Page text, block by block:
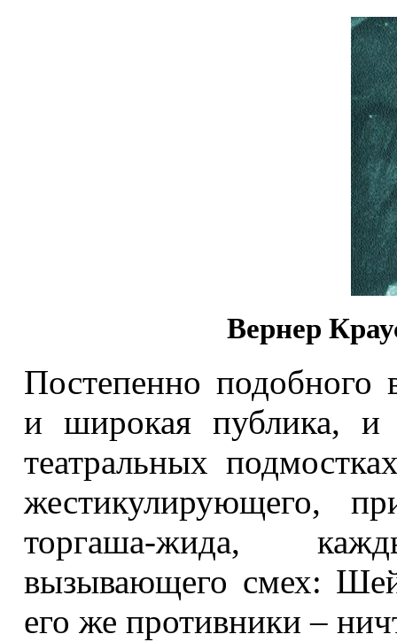
Вернер
Постепенно подобного
и широкая публика, и
театральных
жестикулирующего,
торгаша-жида,
вызывающего смех:
его же противники –